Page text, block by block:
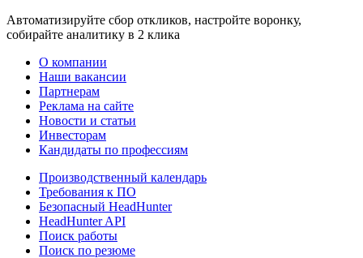
Автоматизируйте сбор откликов, настройте воронку,
собирайте аналитику в 2 клика
О компании
Наши вакансии
Партнерам
Реклама на сайте
Новости и статьи
Инвесторам
Кандидаты по профессиям
Производственный календарь
Требования к ПО
Безопасный HeadHunter
HeadHunter API
Поиск работы
Поиск по резюме